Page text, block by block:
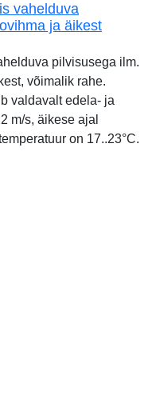
vahelduva
ja äikest
pilvisusega ilm.
võimalik rahe.
valdavalt edela- ja
m/s, äikese ajal
on 17..23°C.